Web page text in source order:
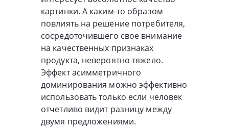
картинки. А каким-то образом
повлиять на решение потребителя,
сосредоточившего свое внимание
на качественных признаках
продукта, невероятно тяжело.
Эффект асимметричного
доминирования можно эффективно
использовать только если человек
отчетливо видит разницу между
двумя предложениями.